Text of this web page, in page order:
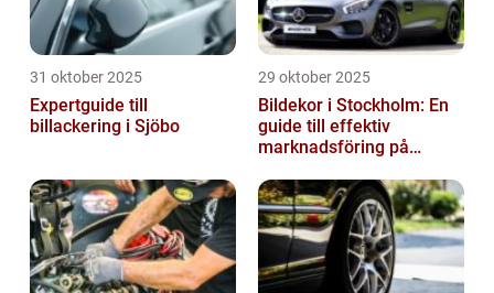
31 oktober 2025
Expertguide till
billackering i Sjöbo
29 oktober 2025
Bildekor i Stockholm: En
guide till effektiv
marknadsföring på